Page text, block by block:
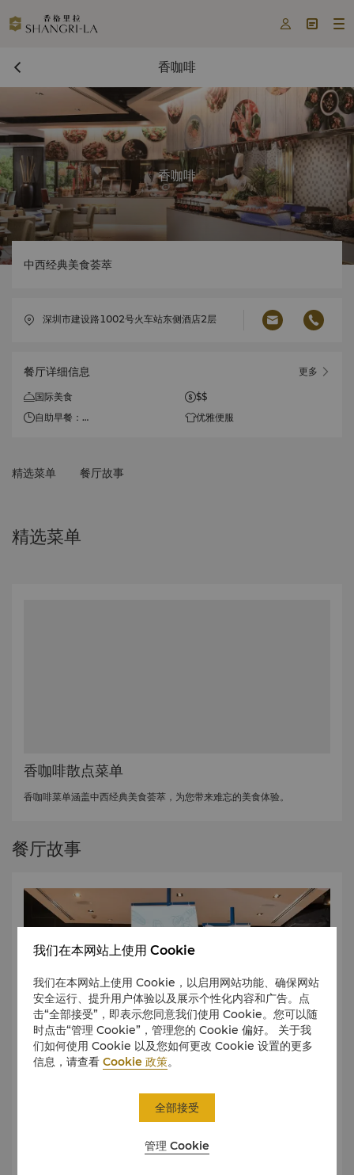
  
香咖啡
香咖啡
中西经典美食荟萃
深圳市建设路1002号火车站东侧酒店2层
餐厅详细信息 更多
国际美食
$$
自助早餐：
法定节假日）
法定节假日）
优雅便服
精选菜单 餐厅故事
精选菜单
香咖啡散点菜单
香咖啡菜单涵盖中西经典美食荟萃，为您带来难忘的美食体验。
餐厅故事
全日制自助餐厅，拥有多个开放式厨房，融合亚洲风味和西式
名肴，旨在为宾客营造味觉和视觉的双重盛宴。
我们在本网站上使用 Cookie
我们在本网站上使用 Cookie，以启用网站功能、确保网站
安全运行、提升用户体验以及展示个性化内容和广告。点
击“全部接受”，即表示您同意我们使用 Cookie。您可以随
时点击“管理 Cookie”，管理您的 Cookie 偏好。 关于我
们如何使用 Cookie 以及您如何更改 Cookie 设置的更多
信息，请查看Cookie 政策。
管理 Cookie
全部接受